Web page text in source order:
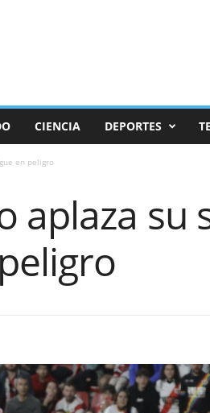
CIENCIA DEPORTES
en peligro
aplaza su